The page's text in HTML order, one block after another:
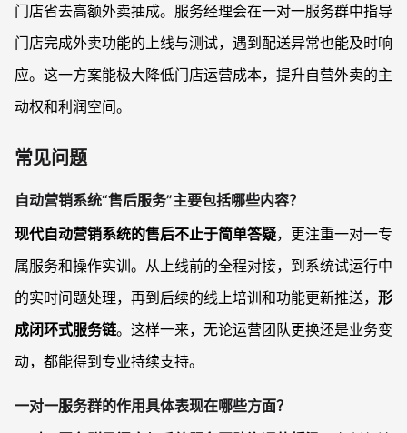
门店省去高额外卖抽成。服务经理会在一对一服务群中指导
门店完成外卖功能的上线与测试，遇到配送异常也能及时响
应。这一方案能极大降低门店运营成本，提升自营外卖的主
动权和利润空间。
常见问题
自动营销系统“售后服务”主要包括哪些内容？
现代自动营销系统的售后不止于简单答疑，更注重一对一专
属服务和操作实训。从上线前的全程对接，到系统试运行中
的实时问题处理，再到后续的线上培训和功能更新推送， 形
成闭环式服务链。这样一来，无论运营团队更换还是业务变
动，都能得到专业持续支持。
一对一服务群的作用具体表现在哪些方面？